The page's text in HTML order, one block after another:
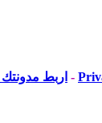
- اربط مدونتك